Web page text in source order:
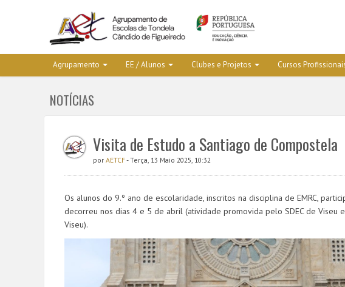
Agrupamento EE / Alunos Clubes e Projetos Cursos
NOTÍCIAS
Visita de Estudo a Santiago de Compostela
por AETCF- Terça, 13 Maio 2025, 10:32
Os alunos do 9.º ano de escolaridade, inscritos na disciplina de EMRC,
decorreu nos dias 4 e 5 de abril (atividade promovida pelo SDEC de Viseu
Viseu).